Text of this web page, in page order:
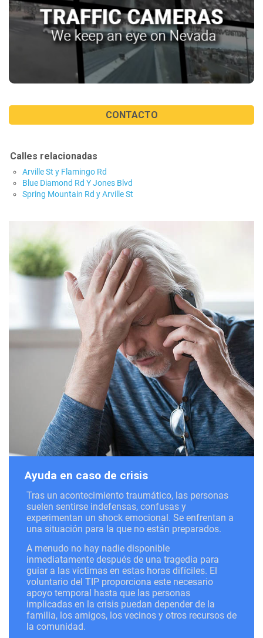
CONTACTO
Calles relacionadas
Arville St y Flamingo Rd
Blue Diamond Rd Y Jones Blvd
Spring Mountain Rd y Arville St
Ayuda en caso de crisis
Tras un acontecimiento traumático, las personas
suelen sentirse indefensas, confusas y
experimentan un shock emocional. Se enfrentan a
una situación para la que no están preparados.
A menudo no hay nadie disponible
inmediatamente después de una tragedia para
guiar a las víctimas en estas horas difíciles. El
voluntario del TIP proporciona este necesario
apoyo temporal hasta que las personas
implicadas en la crisis puedan depender de la
familia, los amigos, los vecinos y otros recursos de
la comunidad.